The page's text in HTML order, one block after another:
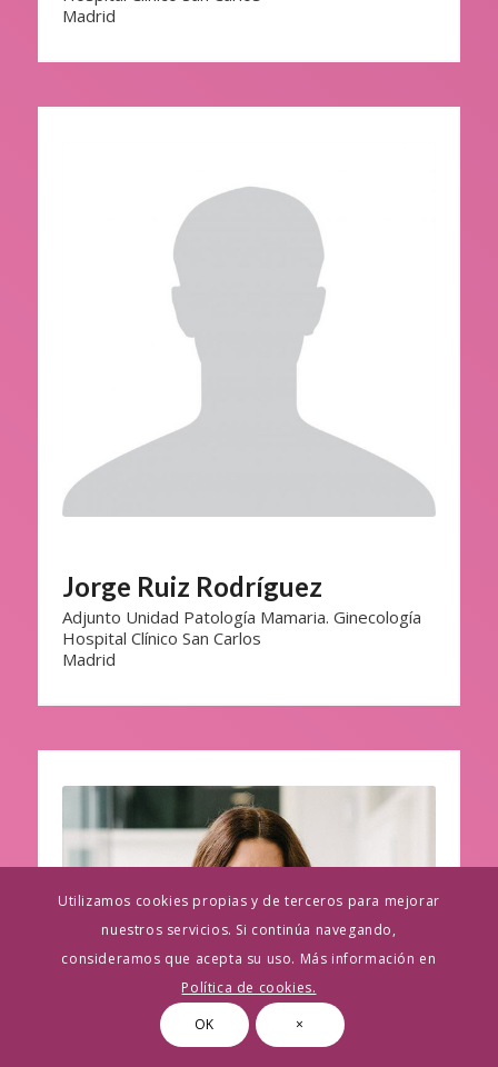
Madrid
Jorge Ruiz Rodríguez
Adjunto Unidad Patología Mamaria. Ginecología
Hospital Clínico San Carlos
Madrid
Utilizamos cookies propias y de terceros para mejorar
nuestros servicios. Si continúa navegando,
consideramos que acepta su uso. Más información en
Política de cookies.
OK
×